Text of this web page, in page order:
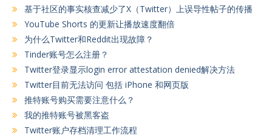
基于社区的事实核查减少了X（Twitter）上误导性帖子的传播
YouTube Shorts 的更新让播放速度翻倍
为什么Twitter和Reddit出现故障？
Tinder账号怎么注册？
Twitter登录显示login error attestation denied解决方法
Twitter目前无法访问 包括 iPhone 和网页版
推特账号购买需要注意什么？
我的推特账号被黑客盗
Twitter账户存档清理工作流程